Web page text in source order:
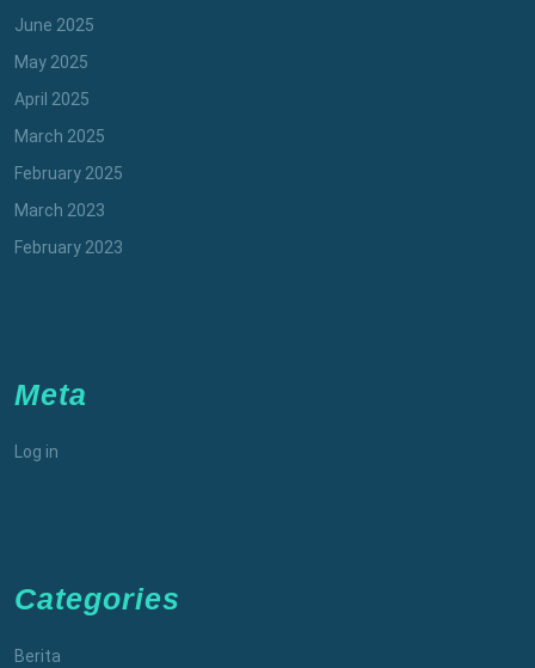
June 2025
May 2025
April 2025
March 2025
February 2025
March 2023
February 2023
Meta
Log in
Categories
Berita